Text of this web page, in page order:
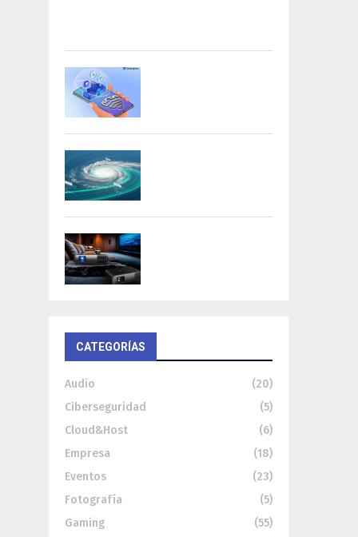
CATEGORÍAS
Audio
(20)
Ciberseguridad
(5)
Cloud&Host
(6)
Empresa
(18)
Eventos
(23)
Fotografía
(5)
Gaming
(55)